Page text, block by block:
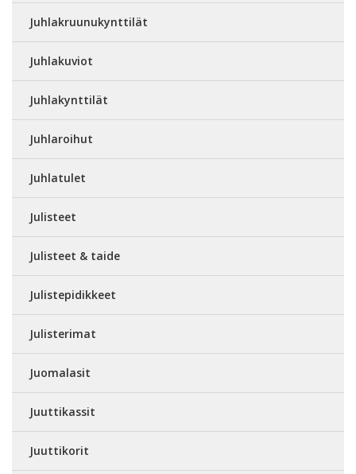
Juhlakruunukynttilät
Juhlakuviot
Juhlakynttilät
Juhlaroihut
Juhlatulet
Julisteet
Julisteet & taide
Julistepidikkeet
Julisterimat
Juomalasit
Juuttikassit
Juuttikorit